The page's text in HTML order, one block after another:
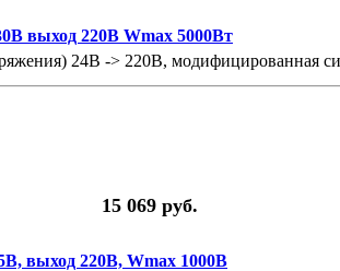
выход 220В Wmax 5000Вт
24В -> 220В, модифицированная
15 069 руб.
выход 220В, Wmax 1000В